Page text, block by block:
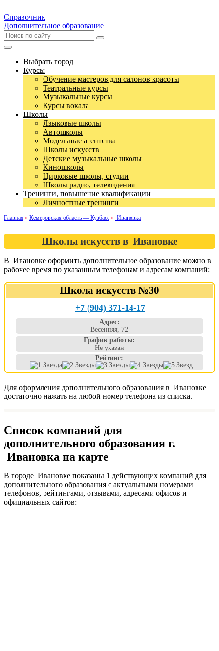
Справочник
Дополнительное образование
Выбрать город
Курсы
Обучение мастеров для салонов красоты
Театральные курсы
Музыкальные курсы
Курсы вокала
Школы
Языковые школы
Автошколы
Модельные агентства
Школы искусств
Детские музыкальные школы
Киношколы
Цирковые школы, студии
Школы радио, телевидения
Тренинги, повышение квалификации
Личностные тренинги
Главная » Кемеровская область — Кузбасс » Ивановка
Школы искусств в Ивановке
В Ивановке оформить дополнительное образование можно в
рабочее время по указанным телефонам и адресам компаний:
Школа искусств №30
+7 (904) 371-14-17
Адрес:
Весенняя, 72
График работы:
Не указан
Рейтинг:
Для оформления дополнительного образования в Ивановке
достаточно нажать на любой номер телефона из списка.
Список компаний для
дополнительного образования г.
Ивановка на карте
В городе Ивановке показаны 1 действующих компаний для
дополнительного образования с актуальными номерами
телефонов, рейтингами, отзывами, адресами офисов и
официальных сайтов: